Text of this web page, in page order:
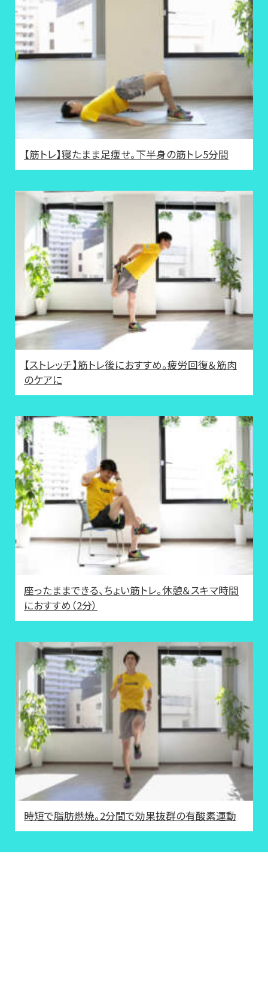
【筋トレ】寝たまま足痩せ。下半身の筋トレ5分間
【ストレッチ】筋トレ後におすすめ。疲労回復＆筋肉
のケアに
座ったままできる、ちょい筋トレ。休憩＆スキマ時間
におすすめ（2分）
時短で脂肪燃焼。2分間で効果抜群の有酸素運動